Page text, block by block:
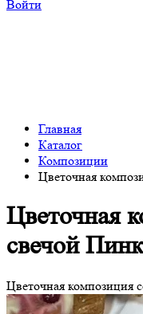
Войти
Главная
Каталог
Композиции
Цветочная
Цветочная
свечой
Цветочная композиция